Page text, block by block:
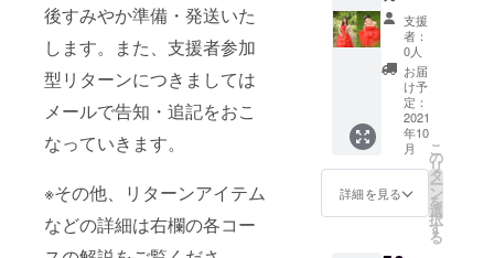
後すみやか準備・発送いた
します。また、支援者参加
型リターンにつきましては
メールで告知・追記をおこ
なっていきます。
※その他、リターンアイテム
などの詳細は右欄の各コー
ても引
きずっ
ていま
す。
※送料込
み(サイ
ズ M バ
スト：
88cm/
ウエス
157cm)
が撮影
で着用
した、
赤色の
ウェ
ディン
グドレ
ス ※限
定1名
※送料
込み (サ
イズ M
支援
者：
0人
お届
け予
定：
2021
年10
月
詳細を見る
こ
の
リ
タ
ー
ン
を
選
択
す
る